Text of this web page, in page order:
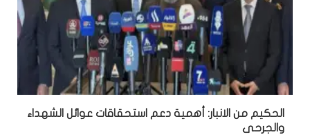
الحكيم من الانبار: أهمية دعم استحقاقات عوائل الشهداء
والجرحى